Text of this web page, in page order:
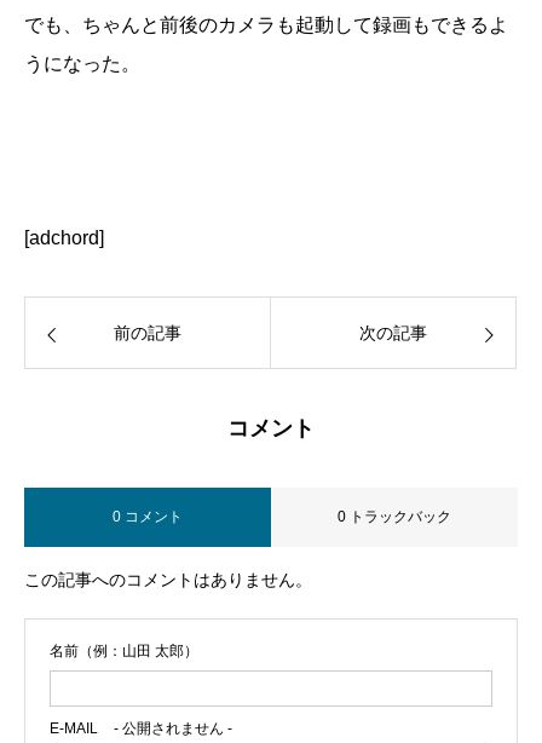
でも、ちゃんと前後のカメラも起動して録画もできるよ
うになった。
[adchord]
前の記事 次の記事
コメント
0 コメント 0 トラックバック
この記事へのコメントはありません。
名前（例：山田 太郎）
E-MAIL - 公開されません -